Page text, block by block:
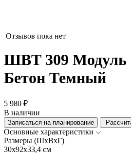
Отзывов пока нет
ШВТ 309
Бетон Темный
5 980 ₽
В наличии
Записаться на планирование
Основные характеристики
Размеры (ШхВхГ)
30x92x33,4 см